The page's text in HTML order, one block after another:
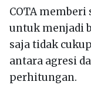
COTA
untuk menjadi
saja tidak
antara agresi
perhitungan.